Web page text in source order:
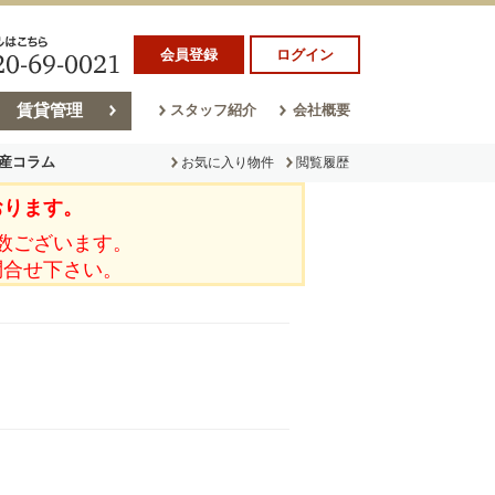
会員登録 ログイン
賃貸管理 スタッフ紹介 会社概要
コラム
ム
お気に入り物件 閲覧履歴
ます。
ざいます。
せ下さい。